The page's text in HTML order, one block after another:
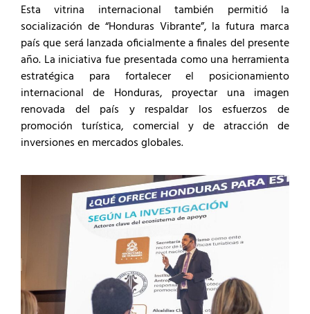
Esta vitrina internacional también permitió la
socialización de “Honduras Vibrante”, la futura marca
país que será lanzada oficialmente a finales del presente
año. La iniciativa fue presentada como una herramienta
estratégica para fortalecer el posicionamiento
internacional de Honduras, proyectar una imagen
renovada del país y respaldar los esfuerzos de
promoción turística, comercial y de atracción de
inversiones en mercados globales.